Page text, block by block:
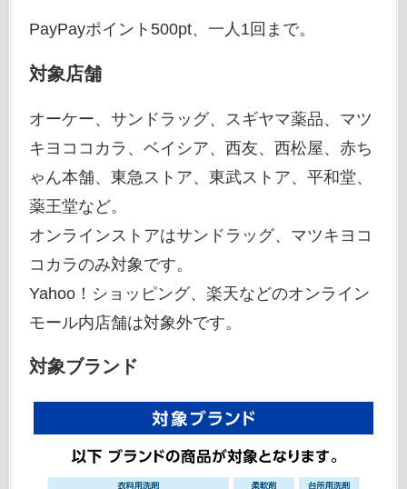
PayPayポイント500pt、一人1回まで。
対象店舗
オーケー、サンドラッグ、スギヤマ薬品、マツ
キヨココカラ、ベイシア、西友、西松屋、赤ち
ゃん本舗、東急ストア、東武ストア、平和堂、
薬王堂など。
オンラインストアはサンドラッグ、マツキヨコ
コカラのみ対象です。
Yahoo！ショッピング、楽天などのオンライン
モール内店舗は対象外です。
対象ブランド